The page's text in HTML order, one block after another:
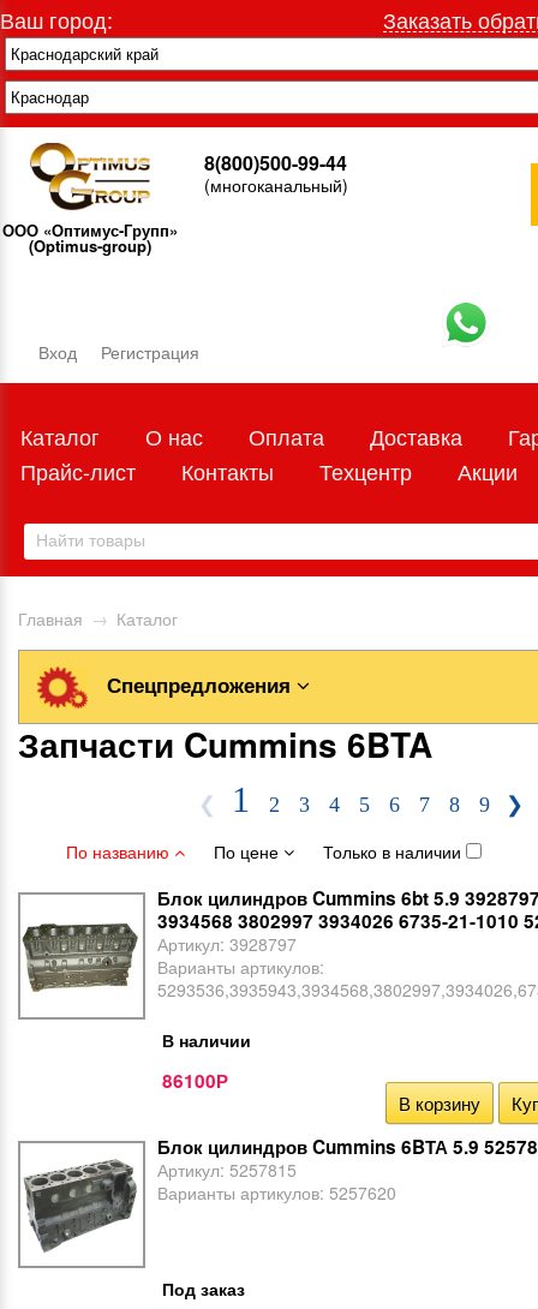
Ваш город: Заказать
ООО «Оптимус-Групп»
(Optimus-group)
8(800)500-99-44
(многоканальный)
Вход Регистрация
Каталог О нас Оплата Доставка
Прайс-лист
Контакты Техцентр Акции
Главная → Каталог
Спецпредложения
Запчасти Cummins 6BTA
❮ 1 2 3 4 5 6 7 8 9
❯
По названию
По цене Только в наличии
Блок цилиндров Cummins 6bt 5.9
3934568 3802997 3934026 6735-21-1010
Артикул: 3928797
Варианты артикулов:
В наличии
86100Р
В корзину
Блок цилиндров Cummins 6BТА 5.9
Артикул: 5257815
Варианты артикулов: 5257620
Под заказ